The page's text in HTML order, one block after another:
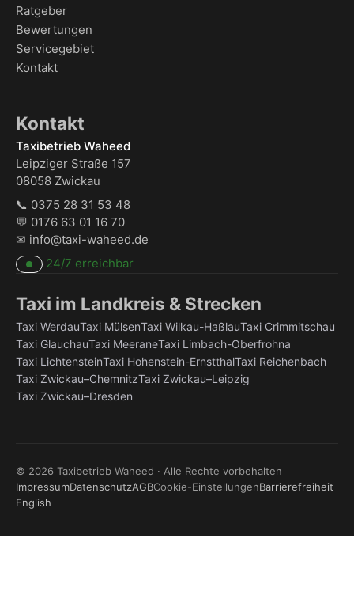
Ratgeber
Bewertungen
Servicegebiet
Kontakt
Kontakt
Taxibetrieb Waheed
Leipziger Straße 157
08058 Zwickau
📞 0375 28 31 53 48
💬 0176 63 01 16 70
✉ info@taxi-waheed.de
24/7 erreichbar
Taxi im Landkreis & Strecken
Taxi WerdauTaxi MülsenTaxi Wilkau-HaßlauTaxi Crimmitschau
Taxi GlauchauTaxi MeeraneTaxi Limbach-Oberfrohna
Taxi LichtensteinTaxi Hohenstein-ErnstthalTaxi Reichenbach
Taxi Zwickau–ChemnitzTaxi Zwickau–Leipzig
Taxi Zwickau–Dresden
© 2026 Taxibetrieb Waheed · Alle Rechte vorbehalten
ImpressumDatenschutzAGBCookie-EinstellungenBarrierefreiheit
English